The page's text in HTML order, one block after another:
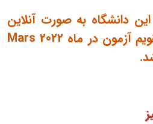
🔹آزمون یوس 2022 این دانشگاه به صورت آنلاین
برگزار خواهد شد و تقویم آزمون در ماه Mars 2022